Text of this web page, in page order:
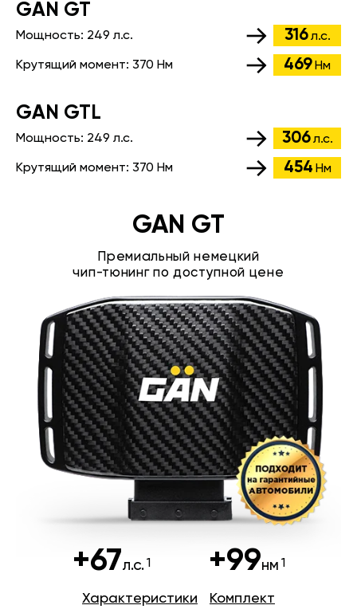
GАN GT
Мощность: 249 л.с. 316 л.с.
Крутящий момент: 370 Нм 469 Нм
GАN GTL
Мощность: 249 л.с. 306 л.с.
Крутящий момент: 370 Нм 454 Нм
GAN GT
Премиальный немецкий
чип-тюнинг по доступной цене
+67л.с. +99нм
Характеристики Комплект